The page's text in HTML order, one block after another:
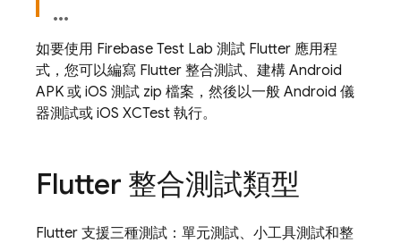
如要使用 Firebase Test Lab 測試 Flutter 應用程
式，您可以編寫 Flutter 整合測試、建構 Android
APK 或 iOS 測試 zip 檔案，然後以一般 Android 儀
器測試或 iOS XCTest 執行。
Flutter 整合測試類型
Flutter 支援三種測試：單元測試、小工具測試和整